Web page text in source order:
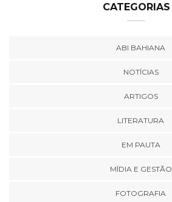
CATEGORIAS
ABI BAHIANA
NOTÍCIAS
ARTIGOS
LITERATURA
EM PAUTA
MÍDIA E GESTÃO
FOTOGRAFIA